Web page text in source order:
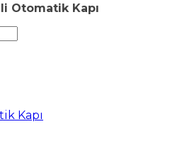
Otomatik Kapı
Kapı